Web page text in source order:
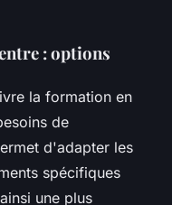
: options
la formation en
de
d'adapter les
spécifiques
une plus